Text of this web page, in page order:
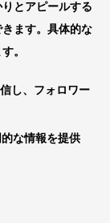
とアピールする
ます。具体的な
。
し、フォロワー
な情報を提供